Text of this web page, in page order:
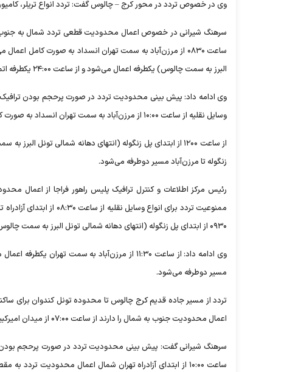
وی در خصوص تردد در محور کرج – چالوس گفت: تردد انواع تریلر،
البرز به سمت چالوس) یکطرفه اعمال می‌شود و از ساعت ۲۴:۰۰ یکطرفه اتمام یافته و از پل زنگوله تا مرزن‌آباد مسیر دوطرفه می‌شود.
وسایل نقلیه از ساعت ۱۰:۰۰ از مرزن‌آباد به سمت تهران انسداد به صورت کامل اعمال می‌شود. (شمال به جنوب)
زنگوله تا مرزن‌آباد مسیر دوطرفه می‌شود.
ممنوعیت تردد برای
۰۹۳۰ از ابتدای پل زنگوله (انتهای دهانه شمالی تونل البرز به سمت چالوس) ممنوعیت تردد اعمال می‌شود.
مسیر دوطرفه می‌شود.
تردد از مسیر جاده قدیم کرج چالوس تا محدوده تونل کندوان برای
اعمال محدودیت جنوب به شمال را دارند از ساعت ۰۷:۰۰ از میدان امیرکبیر به سمت چالوس ممنوع است.